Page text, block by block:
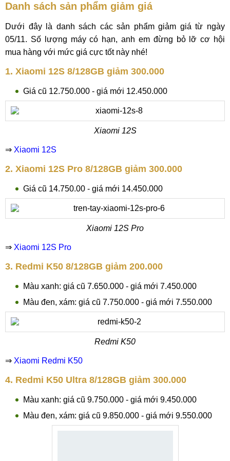
Danh sách sản phẩm giảm giá
Dưới đây là danh sách các sản phẩm giảm giá từ ngày
05/11. Số lượng máy có hạn, anh em đừng bỏ lỡ cơ hội
mua hàng với mức giá cực tốt này nhé!
1. Xiaomi 12S 8/128GB giảm 300.000
Giá cũ 12.750.000 - giá mới 12.450.000
Xiaomi 12S
⇒ Xiaomi 12S
2. Xiaomi 12S Pro 8/128GB giảm 300.000
Giá cũ 14.750.00 - giá mới 14.450.000
Xiaomi 12S Pro
⇒ Xiaomi 12S Pro
3. Redmi K50 8/128GB giảm 200.000
Màu xanh: giá cũ 7.650.000 - giá mới 7.450.000
Màu đen, xám: giá cũ 7.750.000 - giá mới 7.550.000
Redmi K50
⇒ Xiaomi Redmi K50
4. Redmi K50 Ultra 8/128GB giảm 300.000
Màu xanh: giá cũ 9.750.000 - giá mới 9.450.000
Màu đen, xám: giá cũ 9.850.000 - giá mới 9.550.000